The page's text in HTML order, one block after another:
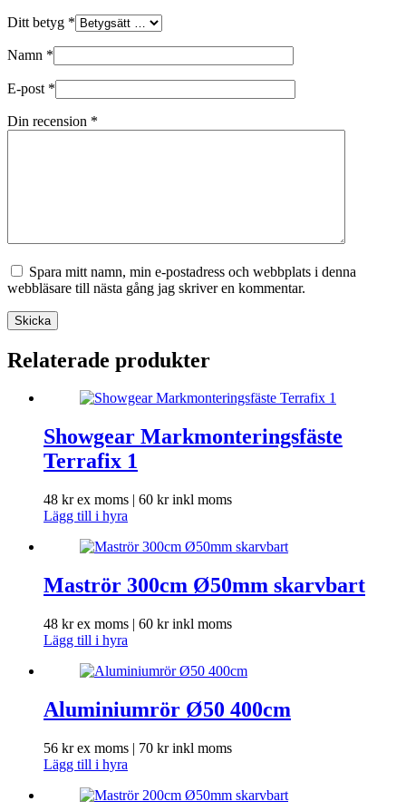
Ditt betyg *
Namn *
E-post *
Din recension *
Spara mitt namn, min e-postadress och webbplats i denna
webbläsare till nästa gång jag skriver en kommentar.
Skicka
Relaterade produkter
Showgear Markmonteringsfäste
Terrafix 1
48 krex moms | 60 krinkl moms
Lägg till i hyra
Maströr 300cm Ø50mm skarvbart
48 krex moms | 60 krinkl moms
Lägg till i hyra
Aluminiumrör Ø50 400cm
56 krex moms | 70 krinkl moms
Lägg till i hyra